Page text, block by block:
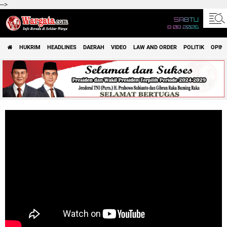
-->
SABTU
8 08 2026
HUKRIM HEADLINES DAERAH VIDEO LAW AND ORDER POLITIK OPINI